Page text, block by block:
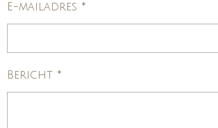
E-mailadres *
Bericht *